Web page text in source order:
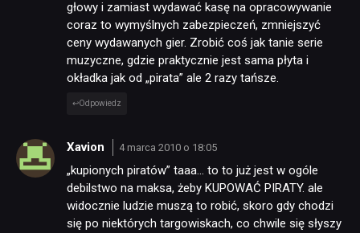
głowy i zamiast wydawać kasę na opracowywanie
coraz to wymyślnych zabezpieczeń, zmniejszyć
ceny wydawanych gier. Zrobić coś jak tanie serie
muzyczne, gdzie praktycznie jest sama płyta i
okładka jak od „pirata” ale 2 razy tańsze.
Odpowiedz
Xavion 4 marca 2010 o 18:05
„kupionych piratów” taaa… to to już jest w ogóle
debilstwo na maksa, żeby KUPOWAĆ PIRATY. ale
widocznie ludzie muszą to robić, skoro gdy chodzi
się po niektórych targowiskach, co chwile się słyszy